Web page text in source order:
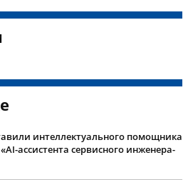
интеллектуального помощника
ассистента сервисного инженера-